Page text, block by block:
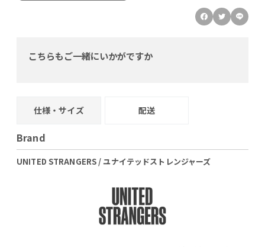
こちらもご一緒にいかがですか
仕様・サイズ 配送
Brand
UNITED STRANGERS / ユナイテッドストレンジャーズ